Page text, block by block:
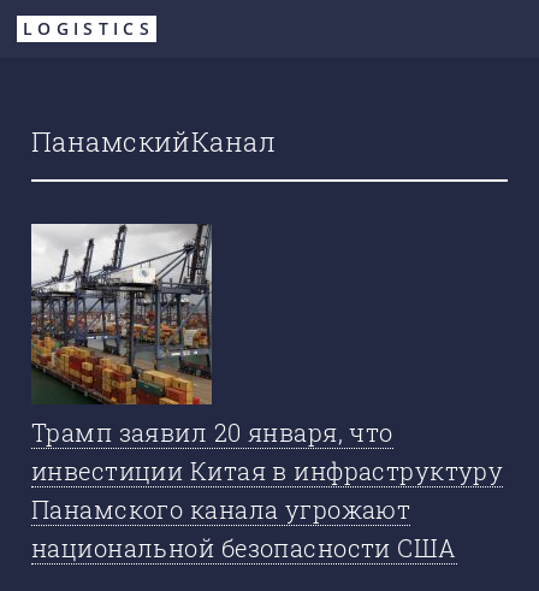
Перейти
LOGISTICS
ПанамскийКанал
Трамп заявил 20 января, что
инвестиции Китая в инфраструктуру
Панамского канала угрожают
национальной безопасности США